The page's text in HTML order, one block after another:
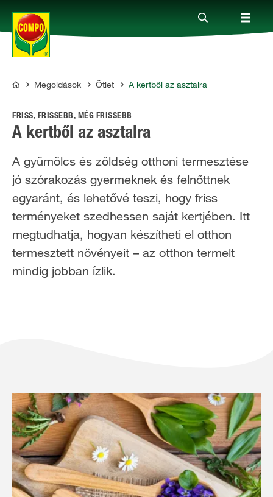
Termékek
Megoldások
Fókuszban
Rólunk
COMPO
Megoldások Ötlet A kertből az asztalra
FRISS, FRISSEBB, MÉG FRISSEBB
A kertből az asztalra
A gyümölcs és zöldség otthoni termesztése
jó szórakozás gyermeknek és felnőttnek
egyaránt, és lehetővé teszi, hogy friss
terményeket szedhessen saját kertjében. Itt
megtudhatja, hogyan készítheti el otthon
termesztett növényeit – az otthon termelt
mindig jobban ízlik.